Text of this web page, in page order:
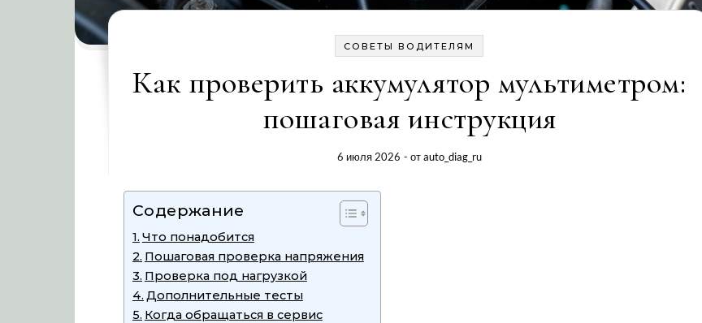
СОВЕТЫ ВОДИТЕЛЯМ
Как проверить аккумулятор мультиметром:
пошаговая инструкция
6 июля 2026 - отauto_diag_ru
Содержание
Что понадобится
Пошаговая проверка напряжения
Проверка под нагрузкой
Дополнительные тесты
Когда обращаться в сервис